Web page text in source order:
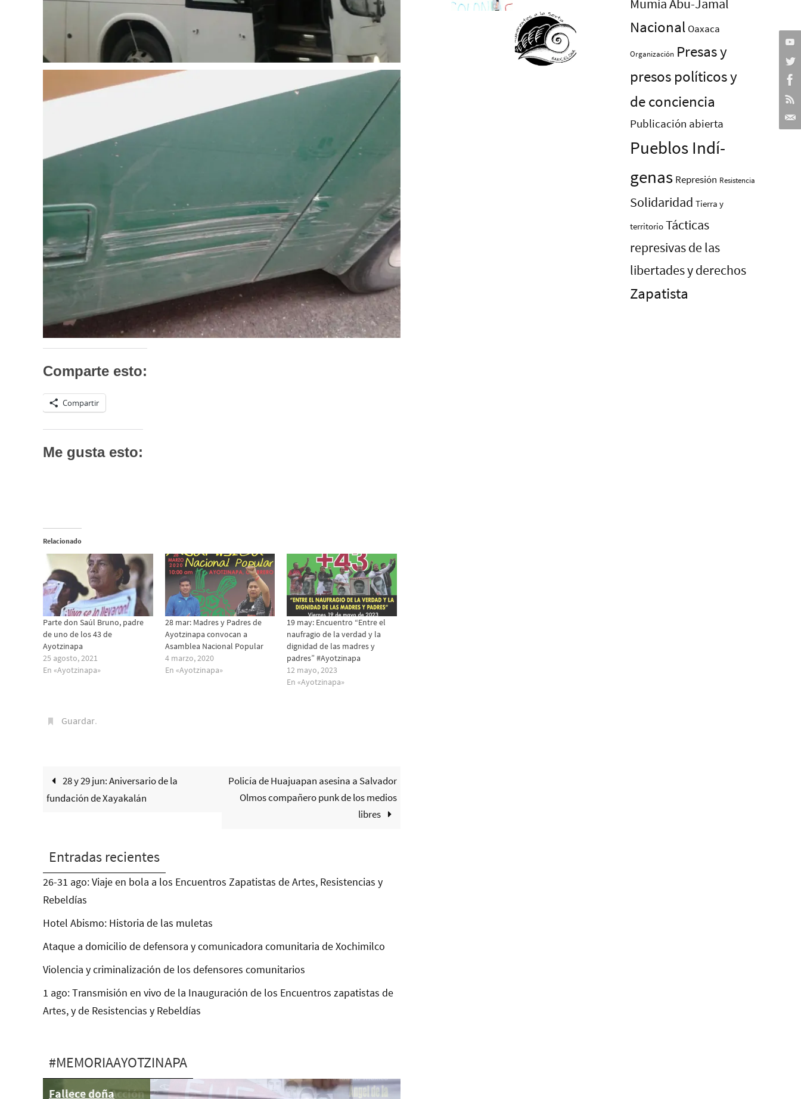
Comparte esto:
Compartir
Me gusta esto:
Relacionado
Parte don Saúl Bruno, padre
de uno de los 43 de
Ayotzinapa
25 agosto, 2021
En «Ayotzinapa»
28 mar: Madres y Padres de
Ayotzinapa convocan a
Asamblea Nacional Popular
4 marzo, 2020
En «Ayotzinapa»
19 may: Encuentro “Entre el
naufragio de la verdad y la
dignidad de las madres y
padres” #Ayotzinapa
12 mayo, 2023
En «Ayotzinapa»
Guardar.
28 y 29 jun: Aniversario de la
fundación de Xayakalán
Policía de Huajuapan asesina a Salvador
Olmos compañero punk de los medios
libres
Entradas recientes
26-31 ago: Viaje en bola a los Encuentros Zapatistas de Artes, Resistencias y
Rebeldías
Hotel Abismo: Historia de las muletas
Ataque a domicilio de defensora y comunicadora comunitaria de Xochimilco
Violencia y criminalización de los defensores comunitarios
1 ago: Transmisión en vivo de la Inauguración de los Encuentros zapatistas de
Artes, y de Resistencias y Rebeldías
#MEMORIAAYOTZINAPA
Fallece doña
26 abr: 115 Acción
Mumia Abu-Jamal
Nacional Oaxaca
Organización Presas y
presos polí­ticos y
de conciencia
Publicación abierta
Pueblos Indí­
genas Represión Resistencia
Solidaridad Tierra y
territorio Tácticas
represivas de las
libertades y derechos
Zapatista